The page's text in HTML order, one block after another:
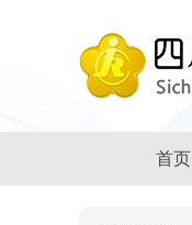
首页